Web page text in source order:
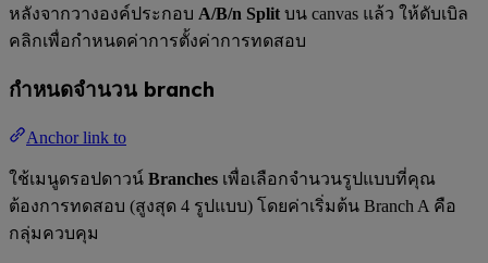
หลังจากวางองค์ประกอบ A/B/n Split บน canvas แล้ว ให้ดับเบิล
คลิกเพื่อกำหนดค่าการตั้งค่าการทดสอบ
กำหนดจำนวน branch
Anchor link to
ใช้เมนูดรอปดาวน์ Branches เพื่อเลือกจำนวนรูปแบบที่คุณ
ต้องการทดสอบ (สูงสุด 4 รูปแบบ) โดยค่าเริ่มต้น Branch A คือ
กลุ่มควบคุม